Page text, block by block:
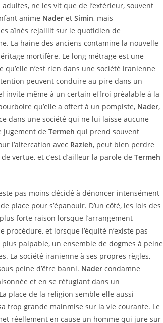
ne les vit que de l’extérieur, souvent
anime Nader et Simin, mais
aînés rejaillit sur le quotidien de
La haine des anciens contamine la nouvelle
mortifère. Le long métrage est une
qu’elle n’est rien dans une société iranienne
peuvent conduire au pire dans un
invite même à un certain effroi préalable à la
qu’elle a offert à un pompiste, Nader,
dans une société qui ne lui laisse aucune
jugement de Termeh qui prend souvent
l’altercation avec Razieh, peut bien perdre
vertue, et c’est d’ailleur la parole de Termeh
pas moins décidé à dénoncer intensément
place pour s’épanouir. D’un côté, les lois des
forte raison lorsque l’arrangement
et lorsque l’équité n’existe pas
palpable, un ensemble de dogmes à peine
La société iranienne à ses propres règles,
peine d’être banni. Nader condamne
et en se réfugiant dans un
place de la religion semble elle aussi
trop grande mainmise sur la vie courante. Le
réellement en cause un homme qui jure sur